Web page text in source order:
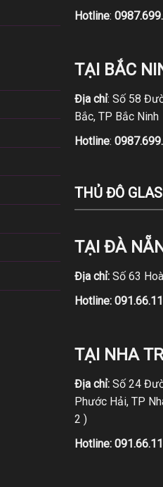
Hotline:
TẠI BẮC
Địa chỉ: Số 58
Bắc, TP Bắc Ninh
Hotline:
THỦ ĐÔ
TẠI ĐÀ
Địa chỉ:Số 63
Hotline:
TẠI NHA
Địa chỉ:Số 24
Phước Hải, TP
2 )
Hotline: